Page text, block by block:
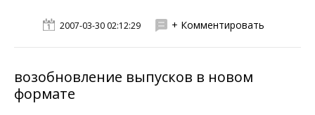
2007-03-30 02:12:29 + Комментировать
возобновление выпусков в новом
формате